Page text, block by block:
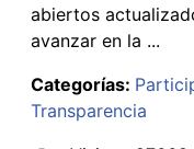
abiertos
avanzar en la ...
Categorías:
Transparencia